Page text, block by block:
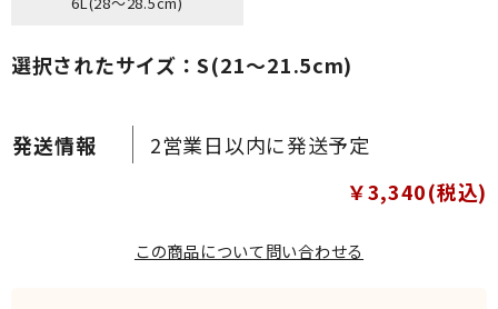
￥3,340(税込)
2営業日以内に発送予定
選択されたサイズ：S(21～21.5cm)
この商品について問い合わせる